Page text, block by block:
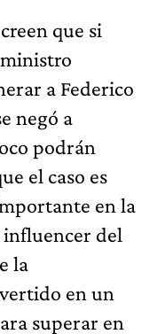
que si
a Federico
negó a
podrán
el caso es
en la
del
la
en un
superar en